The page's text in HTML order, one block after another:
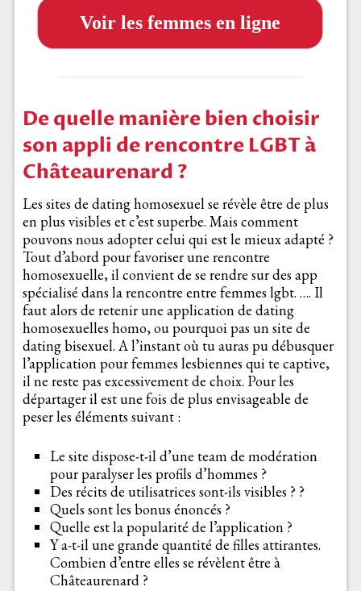
Voir les femmes en ligne
De quelle manière bien choisir
son appli de rencontre LGBT à
Châteaurenard ?
Les sites de dating homosexuel se révèle être de plus
en plus visibles et c’est superbe. Mais comment
pouvons nous adopter celui qui est le mieux adapté ?
Tout d’abord pour favoriser une rencontre
homosexuelle, il convient de se rendre sur des app
spécialisé dans la rencontre entre femmes lgbt. …. Il
faut alors de retenir une application de dating
homosexuelles homo, ou pourquoi pas un site de
dating bisexuel. A l’instant où tu auras pu débusquer
l’application pour femmes lesbiennes qui te captive,
il ne reste pas excessivement de choix. Pour les
départager il est une fois de plus envisageable de
peser les éléments suivant :
Le site dispose-t-il d’une team de modération
pour paralyser les profils d’hommes ?
Des récits de utilisatrices sont-ils visibles ? ?
Quels sont les bonus énoncés ?
Quelle est la popularité de l’application ?
Y a-t-il une grande quantité de filles attirantes.
Combien d’entre elles se révèlent être à
Châteaurenard ?